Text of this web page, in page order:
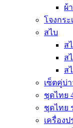
ผ้
โจงกระ
สไบ
ส
ส
ส
เซ็ตคู่บ่
ชุดไทย
ชุดไทย
เครื่องป